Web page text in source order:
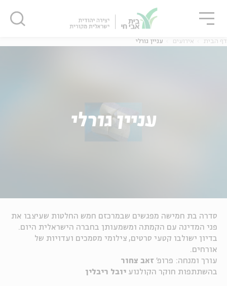
דף הבית אירועים עניין גורלי
עניין גורלי
סדרה בת חמישה מפגשים שבמרכזם חמש החלטות שעיצבו את
פני המדינה עם הקמתה ומשמעותן בחברה הישראלית היום.
בדיון ישולבו קטעי סרטים, צילומי מסמכים ועדויות של
אורחים.
עורך ומנחה: פרופ' זאב צחור
בהשתתפות חוקר הקולנוע יובל ריבלין
סגור